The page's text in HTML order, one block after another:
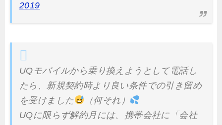
2019
UQモバイルから乗り換えようとして電話し
たら、新規契約時より良い条件での引き留め
を受けました
（何それ）
UQに限らず解約月には、携帯会社に「会社